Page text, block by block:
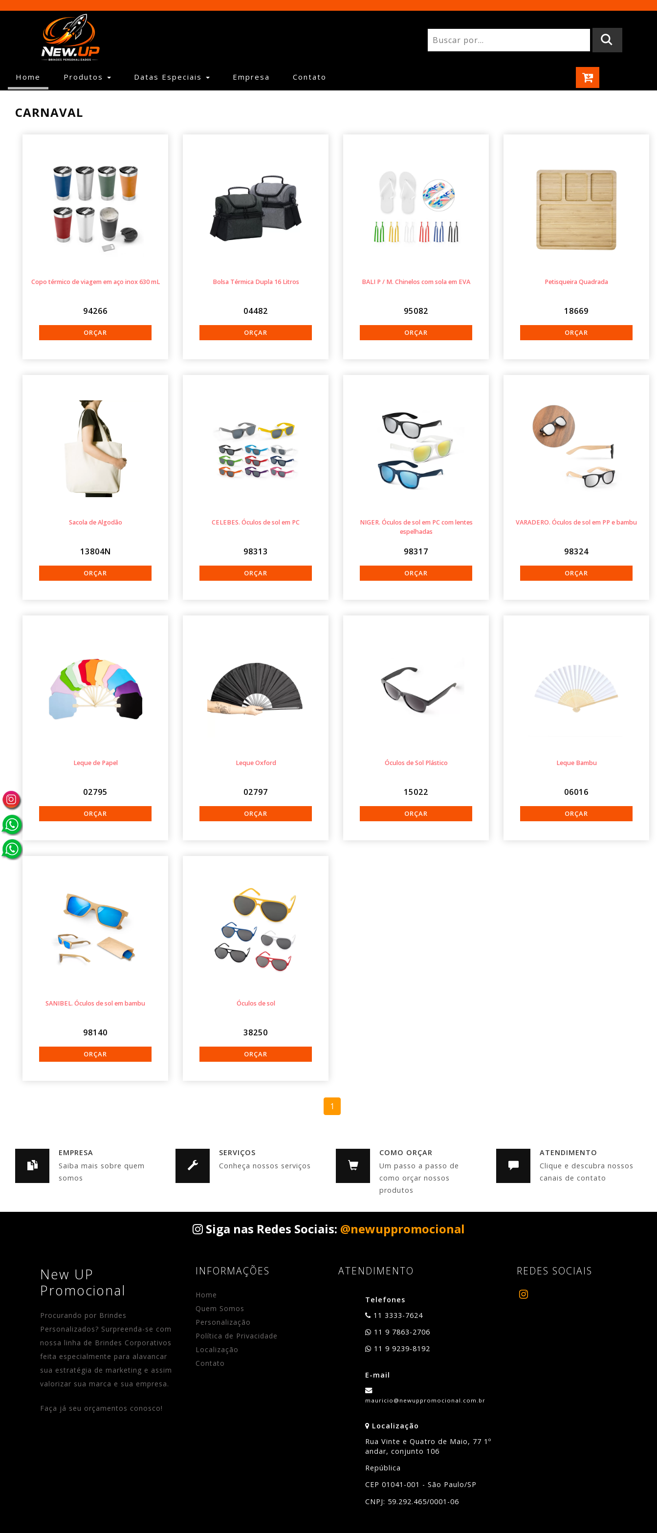
Home (current)Produtos Datas Especiais Empresa Contato
CARNAVAL
Copo térmico de viagem em aço inox 630 mL
94266
Bolsa Térmica Dupla 16 Litros
04482
BALI P / M. Chinelos com sola em EVA
95082
Petisqueira Quadrada
18669
Sacola de Algodão
13804N
CELEBES. Óculos de sol em PC
98313
NIGER. Óculos de sol em PC com lentes
espelhadas
98317
VARADERO. Óculos de sol em PP e bambu
98324
Leque de Papel
02795
Leque Oxford
02797
Óculos de Sol Plástico
15022
Leque Bambu
06016
SANIBEL. Óculos de sol em bambu
98140
Óculos de sol
38250
1
EMPRESA
Saiba mais sobre quem
somos
SERVIÇOS
Conheça nossos serviços
COMO ORÇAR
Um passo a passo de
como orçar nossos
produtos
ATENDIMENTO
Clique e descubra nossos
canais de contato
Siga nas Redes Sociais: @newuppromocional
New UP
Promocional
Procurando por Brindes
Personalizados? Surpreenda-se com
nossa linha de Brindes Corporativos
feita especialmente para alavancar
sua estratégia de marketing e assim
valorizar sua marca e sua empresa.
Faça já seu orçamentos conosco!
INFORMAÇÕES
Home
Quem Somos
Personalização
Política de Privacidade
Localização
Contato
ATENDIMENTO
Telefones
11 3333-7624
11 9 7863-2706
11 9 9239-8192
E-mail
mauricio@newuppromocional.com.br
Localização
Rua Vinte e Quatro de Maio, 77 1º
andar, conjunto 106
República
CEP 01041-001 - São Paulo/SP
CNPJ: 59.292.465/0001-06
REDES SOCIAIS